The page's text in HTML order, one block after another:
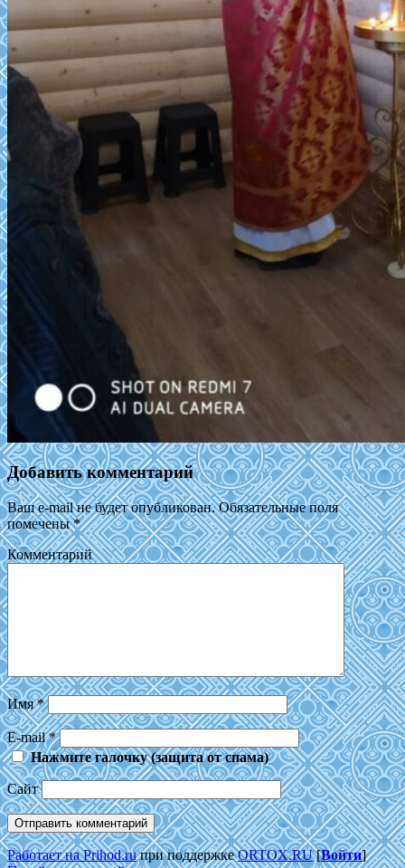
Добавить комментарий
Ваш e-mail не будет опубликован.Обязательные поля
помечены*
Комментарий
Имя*
E-mail*
Нажмите галочку (защита от спама)
Сайт
Работает на Prihod.ruпри поддержкеORTOX.RU[Войти]